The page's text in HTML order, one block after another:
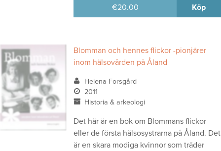
€20.00 Köp
Blomman och hennes flickor -pionjärer
inom hälsovården på Åland
Helena Forsgård
2011
Historia & arkeologi
Det här är en bok om Blommans flickor
eller de första hälsosystrarna på Åland. Det
är en skara modiga kvinnor som träder